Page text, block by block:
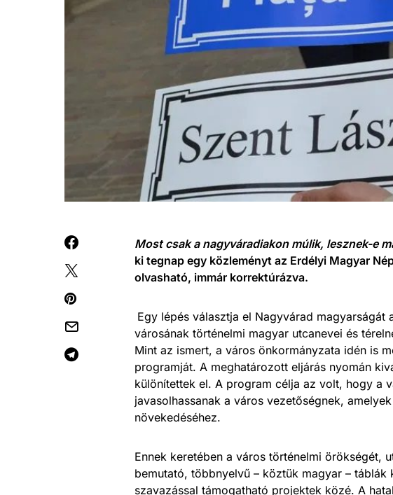
Most csak a nagyváradiakon múlik, lesznek-e
ki tegnap egy közleményt az Erdélyi Magyar
olvasható, immár korrektúrázva.
Egy lépés választja el Nagyvárad magyarságát
városának történelmi magyar utcanevei és
Mint az ismert, a város önkormányzata idén is
programját. A meghatározott eljárás nyomán
különítettek el. A program célja az volt, hogy a
javasolhassanak a város vezetőségnek,
növekedéséhez.
Ennek keretében a város történelmi örökségét,
bemutató, többnyelvű – köztük magyar –
szavazással támogatható projektek közé. A